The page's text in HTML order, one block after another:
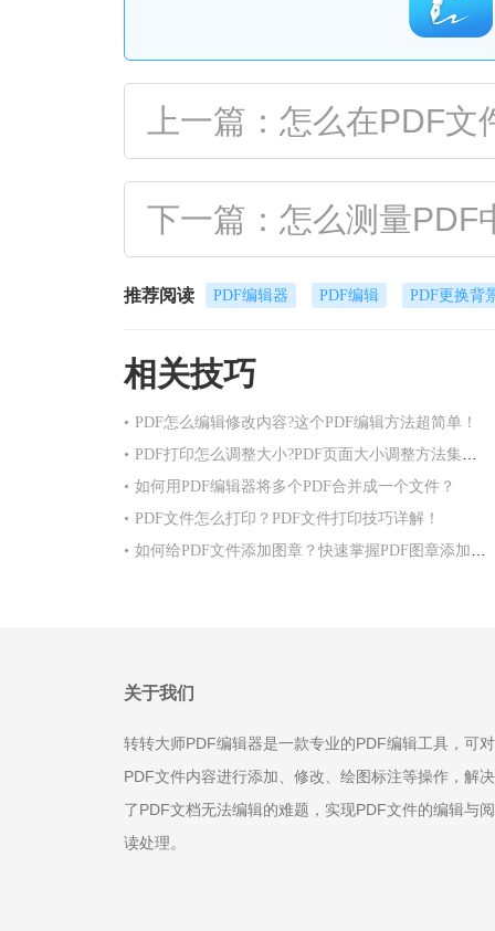
上一篇：怎么在PDF
下一篇：怎么测量PDF
推荐阅读 PDF编辑器 PDF编辑 PDF更换背
相关技巧
• PDF怎么编辑修改内容?这个PDF编辑方法超简单！
• PDF打印怎么调整大小?PDF页面大小调整方法集合！
• 如何用PDF编辑器将多个PDF合并成一个文件？
• PDF文件怎么打印？PDF文件打印技巧详解！
• 如何给PDF文件添加图章？快速掌握PDF图章添加方法！
关于我们
转转大师PDF编辑器是一款专业的PDF编辑工具，可对
PDF文件内容进行添加、修改、绘图标注等操作，解决
了PDF文档无法编辑的难题，实现PDF文件的编辑与阅
读处理。